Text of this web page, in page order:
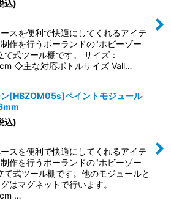
込)
スを便利で快適にしてくれるアイテ
作を行うポーランドの"ホビーゾー
て式ツール棚です。 サイズ：
◇主な対応ボトルサイズ Vall…
[HBZOM05s]ペイントモジュール
込)
スを便利で快適にしてくれるアイテ
作を行うポーランドの"ホビーゾー
て式ツール棚です。他のモジュールと
はマグネットで行います。
…